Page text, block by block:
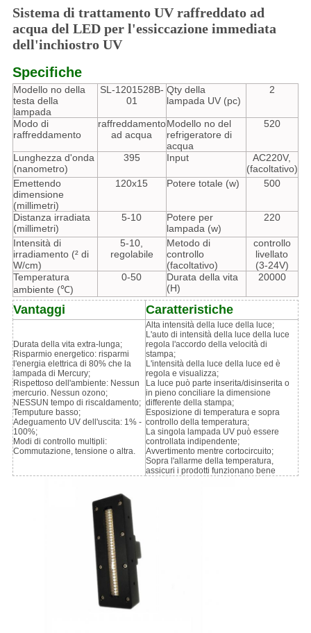
Sistema di trattamento UV raffreddato ad
acqua del LED per l'essiccazione immediata
dell'inchiostro UV
Specifiche
Modello no della
testa della
lampada
SL-1201528B-
01
Qty della
lampada UV (pc)
2
Modo di
raffreddamento
raffreddamento
ad acqua
Modello no del
refrigeratore di
acqua
520
Lunghezza d'onda
(nanometro)
395 Input
AC220V,
(facoltativo)
Emettendo
dimensione
(millimetri)
120x15 Potere totale (w) 500
Distanza irradiata
(millimetri)
5-10
Potere per
lampada (w)
220
Intensità di
irradiamento (² di
W/cm)
5-10,
regolabile
Metodo di
controllo
(facoltativo)
controllo
livellato
(3-24V)
Temperatura
ambiente (℃)
0-50
Durata della vita
(H)
20000
Vantaggi Caratteristiche
Durata della vita extra-lunga;
Risparmio energetico: risparmi
l'energia elettrica di 80% che la
lampada di Mercury;
Rispettoso dell'ambiente: Nessun
mercurio. Nessun ozono;
NESSUN tempo di riscaldamento;
Temputure basso;
Adeguamento UV dell'uscita: 1% -
100%;
Modi di controllo multipli:
Commutazione, tensione o altra.
Alta intensità della luce della luce;
L'auto di intensità della luce della luce
regola l'accordo della velocità di
stampa;
L'intensità della luce della luce ed è
regola e visualizza;
La luce può parte inserita/disinserita o
in pieno conciliare la dimensione
differente della stampa;
Esposizione di temperatura e sopra
controllo della temperatura;
La singola lampada UV può essere
controllata indipendente;
Avvertimento mentre cortocircuito;
Sopra l'allarme della temperatura,
assicuri i prodotti funzionano bene